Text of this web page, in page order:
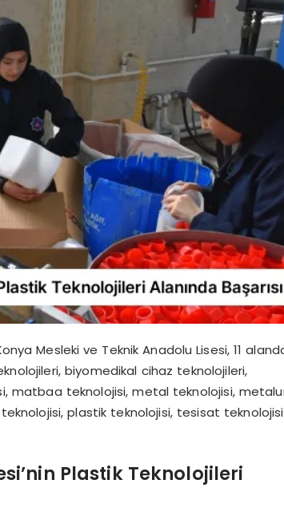
Mesleki ve Teknik Anadolu Lisesi, 11
biyomedikal cihaz teknolojileri,
matbaa teknolojisi, metal teknolojisi,
plastik teknolojisi, tesisat teknolojisi
Plastik Teknolojileri